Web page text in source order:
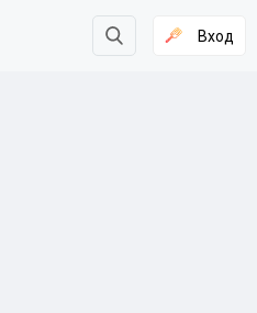
Вход